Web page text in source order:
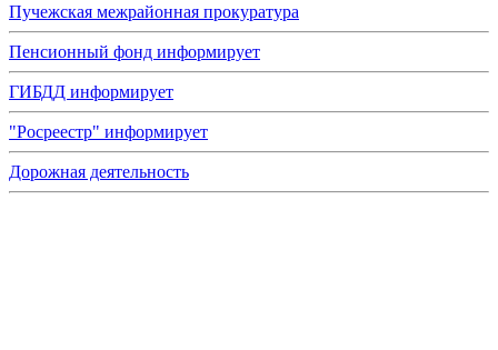
Пучежская межрайонная прокуратура
Пенсионный фонд информирует
ГИБДД информирует
"Росреестр" информирует
Дорожная деятельность